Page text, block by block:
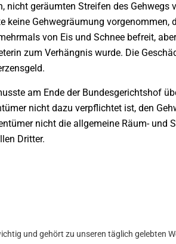
geräumten Streifen des Gehwegs
Gehwegräumung vorgenommen,
von Eis und Schnee befreit,
zum Verhängnis wurde. Die
am Ende der Bundesgerichtshof
nicht dazu verpflichtet ist, den
nicht die allgemeine Räum- und
Dritter.
und gehört zu unseren täglich gelebten